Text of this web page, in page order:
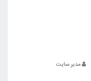
مدیر سایت